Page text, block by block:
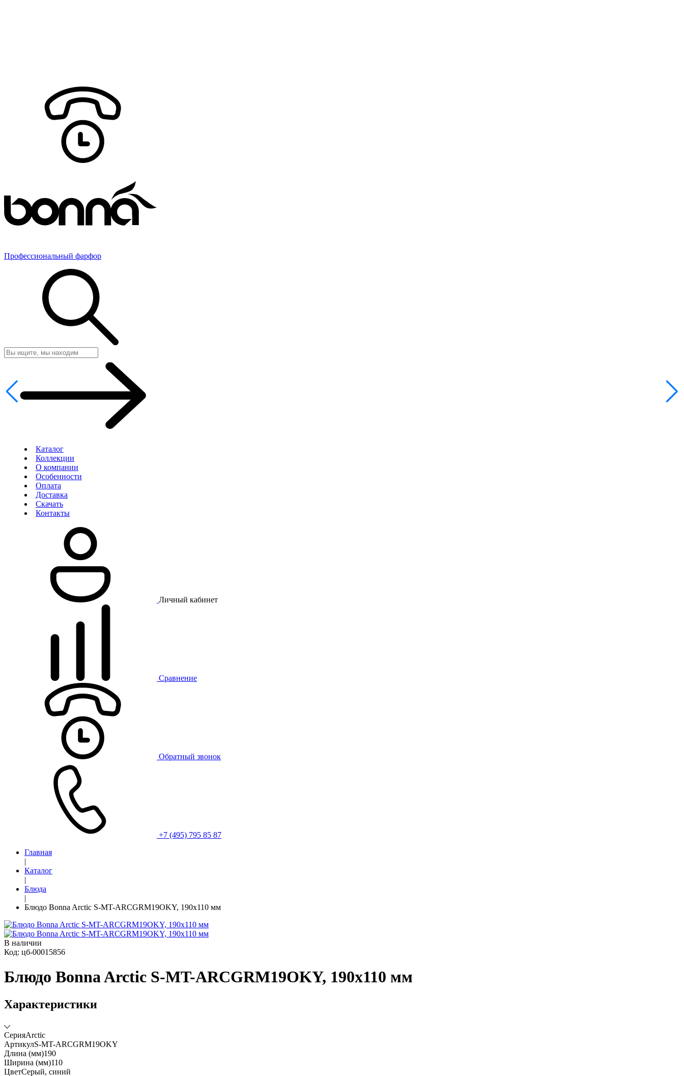
Профессиональный фарфор
Каталог
Коллекции
О компании
Особенности
Оплата
Доставка
Скачать
Контакты
Личный кабинет
Сравнение
Обратный звонок
+7 (495) 795 85 87
Главная
|
Каталог
|
Блюда
|
Блюдо Bonna Arctic S-MT-ARCGRM19OKY, 190x110 мм
В наличии
Код: цб-00015856
Блюдо Bonna Arctic S-MT-ARCGRM19OKY, 190x110 мм
Характеристики
СерияArctic
АртикулS-MT-ARCGRM19OKY
Длина (мм)190
Ширина (мм)110
ЦветСерый, синий